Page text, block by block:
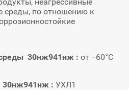
среды, по отношению к
30нж941нж : от −60°С
30нж941нж : УХЛ1